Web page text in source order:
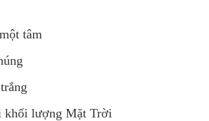
tâm
khối lượng Mặt Trời